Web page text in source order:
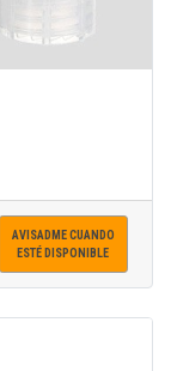
AVISADME CUANDO
ESTÉ DISPONIBLE